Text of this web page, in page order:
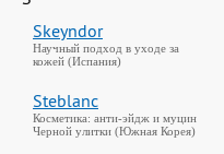
Skeyndor
Научный подход в уходе за
кожей (Испания)
Steblanc
Косметика: анти-эйдж и муцин
Черной улитки (Южная Корея)